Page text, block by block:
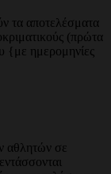
τα αποτελέσματα
(πρώτα
{με ημερομηνίες
αθλητών σε